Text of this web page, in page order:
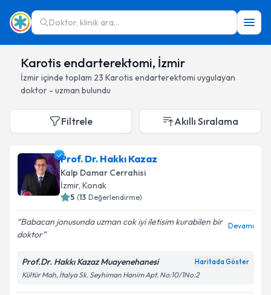
Doktor, klinik ara...
Karotis endarterektomi, İzmir
İzmiriçinde toplam 23 Karotis endarterektomi uygulayan
doktor - uzman bulundu
Filtrele Akıllı Sıralama
Prof. Dr. Hakkı Kazaz
Kalp Damar Cerrahisi
İzmir, Konak
5 (13 Değerlendirme)
Babacan jonusunda uzman cok iyi iletisim kurabilen bir
doktor
Devamı
Prof.Dr. Hakkı Kazaz Muayenehanesi Haritada Göster
Kültür Mah, İtalya Sk. Seyhiman Hanim Apt. No:10/1No:2